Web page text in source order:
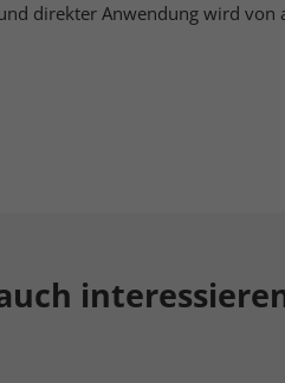
direkter Anwendung wird